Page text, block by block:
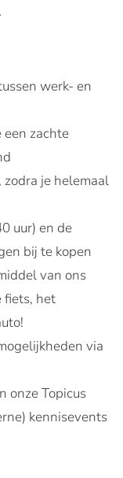
werk- en
een zachte
je helemaal
uur) en de
bij te kopen
van ons
fiets, het
via
onze Topicus
kennisevents